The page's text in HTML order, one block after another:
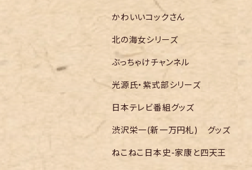
かわいいコックさん
北の海女シリーズ
ぶっちゃけチャンネル
光源氏・紫式部シリーズ
日本テレビ番組グッズ
渋沢栄一(新一万円札) グッズ
ねこねこ日本史-家康と四天王